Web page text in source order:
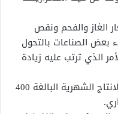
الغاز والفحم ونقص
بعض الصناعات بالتحول
الذي ترتب عليه زيادة
* حفاظ دول اوبك + على آلية زيادة الانتاج الشهرية البالغة 400